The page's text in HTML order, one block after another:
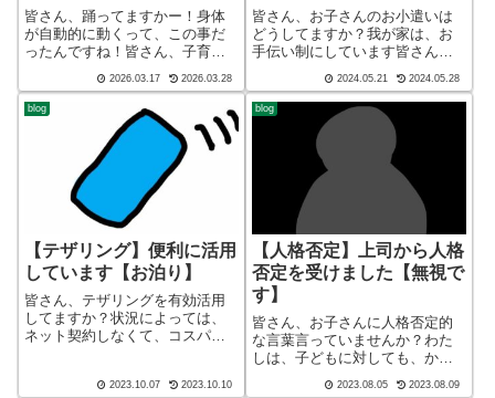
皆さん、踊ってますかー！身体
が自動的に動くって、この事だ
ったんですね！皆さん、子育て
答座布団ブログの運営をしてい
るざぶ(@meitou_zabuton)です。
わたしは40代でひとり親（シン
パパ）になり、手探り状態...
2026.03.17 2026.03.28
皆さん、お子さんのお小遣いは
どうしてますか？我が家は、お
手伝い制にしています皆さん、
ショート バージョン（blog
short ver）こんばんわ、迷答座
布団ブログの運営をしているざ
ぶ(@meitou_zabut...
2024.05.21 2024.05.28
blog
【テザリング】便利に活用
しています【お泊り】
皆さん、テザリングを有効活用
してますか？状況によっては、
ネット契約しなくて、コスパが
ト バージョン（blog short
2023.10.07 2023.10.10
blog
【人格否定】上司から人格
否定を受けました【無視で
す】
皆さん、お子さんに人格否定的
な言葉言っていませんか？わた
しは、子どもに対しても、かな
す。冗談ならまだしも、本格的
2023.08.05 2023.08.09